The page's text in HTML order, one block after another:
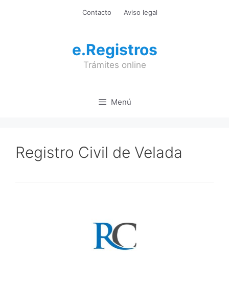
Contacto Aviso legal
e.Registros
Trámites online
Menú
Registro Civil de Velada